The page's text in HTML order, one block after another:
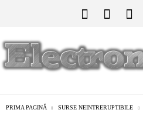
PRIMA PAGINĂ SURSE NEINTRERUPTIBILE